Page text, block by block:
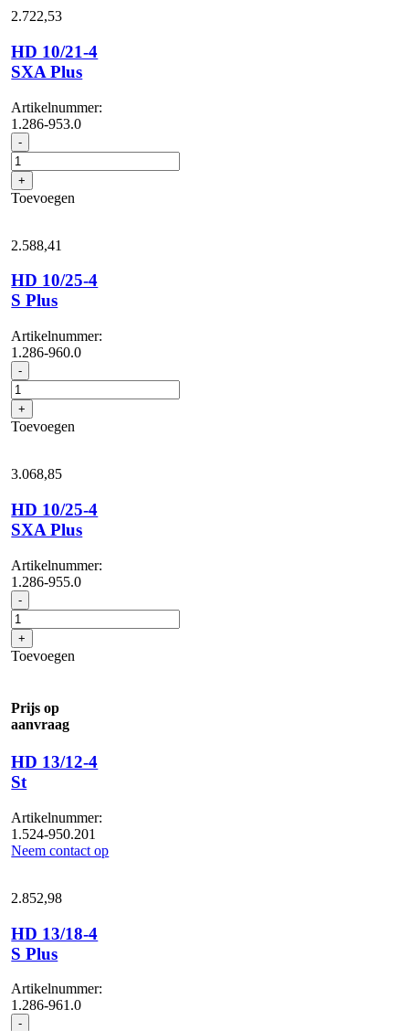
2.722,53
HD 10/21-4
SXA Plus
Artikelnummer:
1.286-953.0
- HD
10/21-
4
SXA
Plus
+
Toevoegen
2.588,41
HD 10/25-4
S Plus
Artikelnummer:
1.286-960.0
- HD
10/25-
4
S
Plus
+
Toevoegen
3.068,85
HD 10/25-4
SXA Plus
Artikelnummer:
1.286-955.0
- HD
10/25-
4
SXA
Plus
+
Toevoegen
Prijs op
aanvraag
HD 13/12-4
St
Artikelnummer:
1.524-950.201
Neem contact op
2.852,98
HD 13/18-4
S Plus
Artikelnummer:
1.286-961.0
- HD